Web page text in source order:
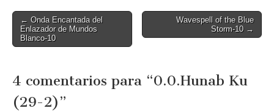
Post
navigation
← Onda Encantada del
Enlazador de Mundos
Blanco-10
Wavespell of the Blue
Storm-10 →
4 comentarios para “0.0.Hunab Ku
(29-2)”